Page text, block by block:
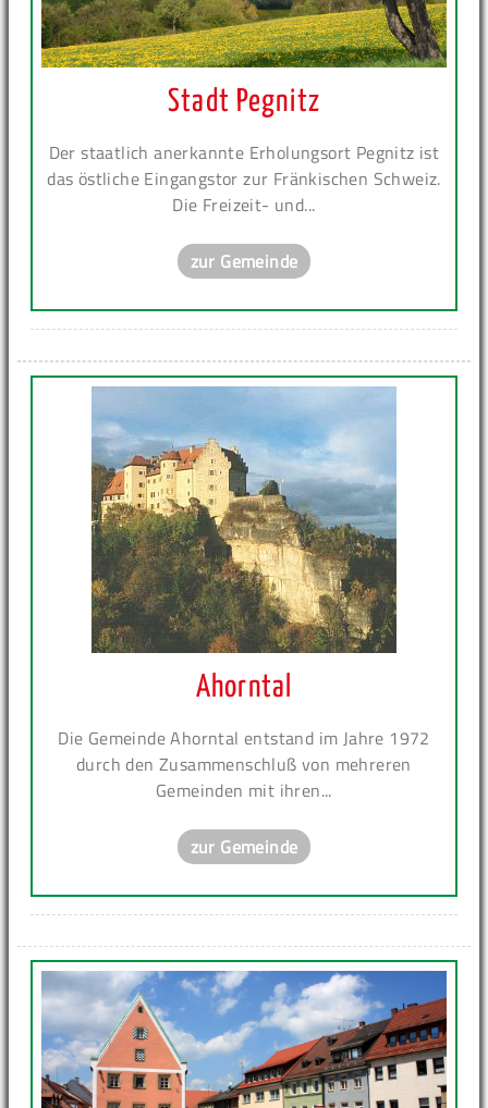
Stadt Pegnitz
Der staatlich anerkannte Erholungsort Pegnitz ist
das östliche Eingangstor zur Fränkischen Schweiz.
Die Freizeit- und...
zur Gemeinde
Ahorntal
Die Gemeinde Ahorntal entstand im Jahre 1972
durch den Zusammenschluß von mehreren
Gemeinden mit ihren...
zur Gemeinde